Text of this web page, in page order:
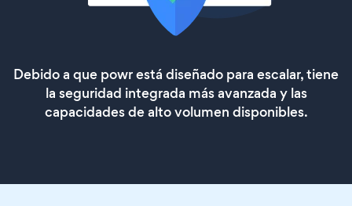
Debido a que powr está diseñado para escalar, tiene
la seguridad integrada más avanzada y las
capacidades de alto volumen disponibles.